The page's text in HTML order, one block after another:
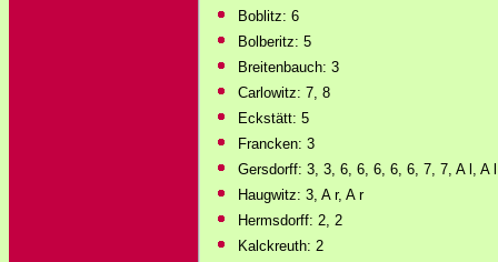
Boblitz: 6
Bolberitz: 5
Breitenbauch: 3
Carlowitz: 7, 8
Eckstätt: 5
Francken: 3
Gersdorff: 3, 3, 6, 6, 6, 6, 6, 7, 7, A l, A
Haugwitz: 3, A r, A r
Hermsdorff: 2, 2
Kalckreuth: 2